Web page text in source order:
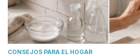
CONSEJOS PARA EL HOGAR